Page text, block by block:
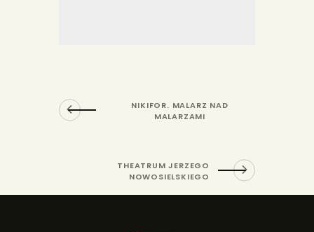
NIKIFOR. MALARZ NAD
MALARZAMI
THEATRUM JERZEGO
NOWOSIELSKIEGO